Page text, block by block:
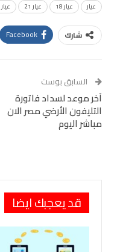
عيار
عيار 18 عيار 21 عيار 24
شارك Facebook
Tumblr
البريد الإلكتروني
Digg
LINE
السابق بوست
آخر موعد لسداد فاتورة
التليفون الأرضي مصر الان
مباشر اليوم
قد يعجبك ايضا